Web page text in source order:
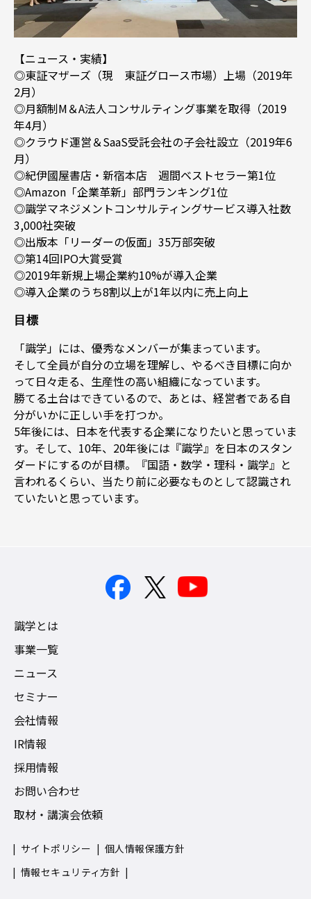
【ニュース・実績】
◎東証マザーズ（現 東証グロース市場）上場（2019年
2⽉）
◎⽉額制M＆A法⼈コンサルティング事業を取得（2019
年4⽉）
◎クラウド運営＆SaaS受託会社の子会社設⽴（2019年6
⽉）
◎紀伊國屋書店・新宿本店 週間ベストセラー第1位
◎Amazon「企業⾰新」部⾨ランキング1位
◎識学マネジメントコンサルティングサービス導⼊社数
3,000社突破
◎出版本「リーダーの仮⾯」35万部突破
◎第14回IPO⼤賞受賞
◎2019年新規上場企業約10%が導入企業
◎導入企業のうち8割以上が1年以内に売上向上
目標
「識学」には、優秀なメンバーが集まっています。
そして全員が自分の立場を理解し、やるべき目標に向か
って日々走る、生産性の高い組織になっています。
勝てる土台はできているので、あとは、経営者である自
分がいかに正しい手を打つか。
5年後には、日本を代表する企業になりたいと思っていま
す。そして、10年、20年後には『識学』を日本のスタン
ダードにするのが目標。『国語・数学・理科・識学』と
言われるくらい、当たり前に必要なものとして認識され
ていたいと思っています。
識学とは
事業一覧
ニュース
セミナー
会社情報
IR情報
採用情報
お問い合わせ
取材・講演会依頼
サイトポリシー
個人情報保護方針
情報セキュリティ方針